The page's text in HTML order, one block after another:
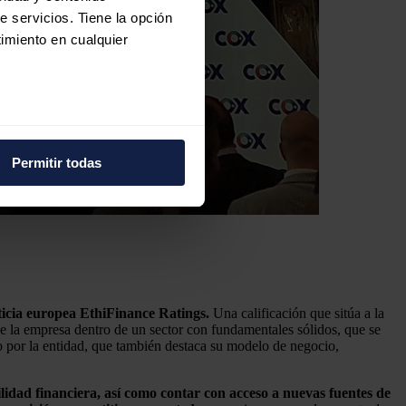
servicios. Tiene la opción
en cualquier
Permitir todas
europea EthiFinance Ratings. Una calificación que sitúa a la
empresa dentro de un sector con fundamentales sólidos, que se
la entidad, que también destaca su modelo de negocio,
financiera, así como contar con acceso a nuevas fuentes de